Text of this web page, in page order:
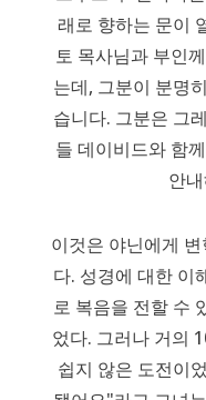
래로 향하는 문이
토 목사님과 부인
는데, 그분이 분명
습니다. 그분은 그
들 데이비드와 함
안
이것은 야닌에게
다. 성경에 대한 이
로 복음을 전할 수
었다. 그러나 거의
쉽지 않은 도전이